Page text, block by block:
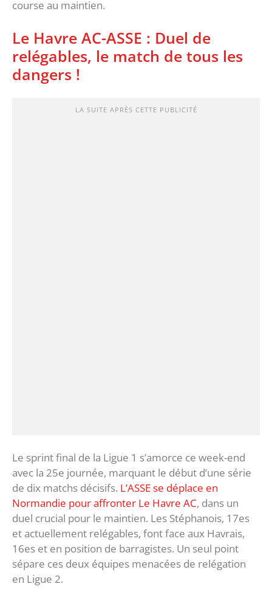
course au maintien.
Le Havre AC-ASSE : Duel de
relégables, le match de tous les
dangers !
LA SUITE APRÈS CETTE PUBLICITÉ
Le sprint final de la Ligue 1 s’amorce ce week-end
avec la 25e journée, marquant le début d’une série
de dix matchs décisifs. L’ASSE se déplace en
Normandie pour affronter Le Havre AC, dans un
duel crucial pour le maintien. Les Stéphanois, 17es
et actuellement relégables, font face aux Havrais,
16es et en position de barragistes. Un seul point
sépare ces deux équipes menacées de relégation
en Ligue 2.